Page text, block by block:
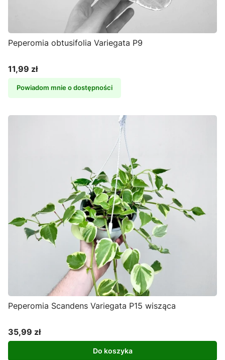
Peperomia obtusifolia Variegata P9
Cena
11,99 zł
Powiadom mnie o dostępności
Peperomia Scandens Variegata P15 wisząca
Cena
35,99 zł
Do koszyka